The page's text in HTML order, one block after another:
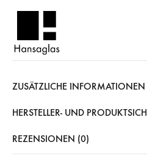
ZUSÄTZLICHE INFORMATIONEN
HERSTELLER- UND
REZENSIONEN (0)